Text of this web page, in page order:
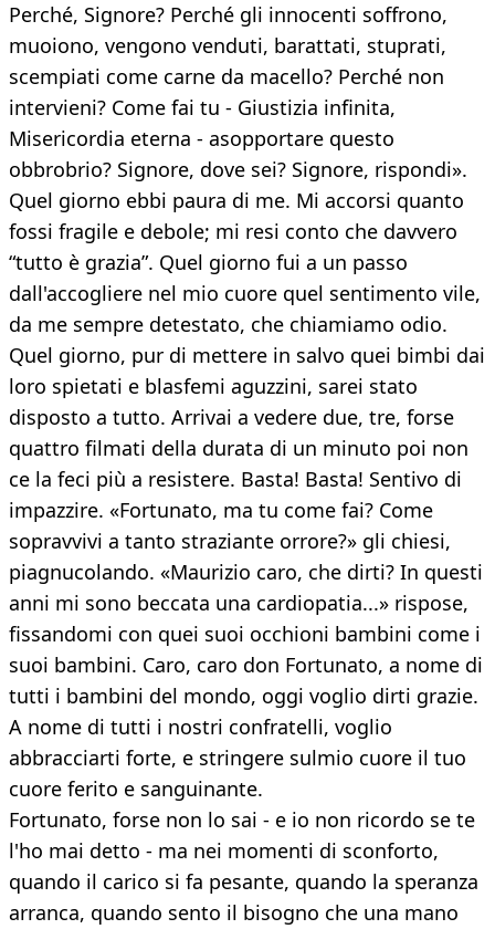
Perché, Signore? Perché gli innocenti soffrono,
muoiono, vengono venduti, barattati, stuprati,
scempiati come carne da macello? Perché non
intervieni? Come fai tu - Giustizia infinita,
Misericordia eterna - asopportare questo
obbrobrio? Signore, dove sei? Signore, rispondi».
Quel giorno ebbi paura di me. Mi accorsi quanto
fossi fragile e debole; mi resi conto che davvero
“tutto è grazia”. Quel giorno fui a un passo
dall'accogliere nel mio cuore quel sentimento vile,
da me sempre detestato, che chiamiamo odio.
Quel giorno, pur di mettere in salvo quei bimbi dai
loro spietati e blasfemi aguzzini, sarei stato
disposto a tutto. Arrivai a vedere due, tre, forse
quattro filmati della durata di un minuto poi non
ce la feci più a resistere. Basta! Basta! Sentivo di
impazzire. «Fortunato, ma tu come fai? Come
sopravvivi a tanto straziante orrore?» gli chiesi,
piagnucolando. «Maurizio caro, che dirti? In questi
anni mi sono beccata una cardiopatia...» rispose,
fissandomi con quei suoi occhioni bambini come i
suoi bambini. Caro, caro don Fortunato, a nome di
tutti i bambini del mondo, oggi voglio dirti grazie.
A nome di tutti i nostri confratelli, voglio
abbracciarti forte, e stringere sulmio cuore il tuo
cuore ferito e sanguinante.
Fortunato, forse non lo sai - e io non ricordo se te
l'ho mai detto - ma nei momenti di sconforto,
quando il carico si fa pesante, quando la speranza
arranca, quando sento il bisogno che una mano